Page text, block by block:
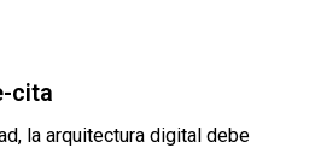
cita
la arquitectura digital debe